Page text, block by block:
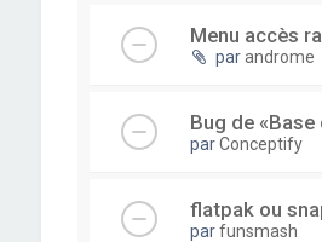
Menu accès
parandrome
Bug de
parConceptify
flatpak ou
parfunsmash